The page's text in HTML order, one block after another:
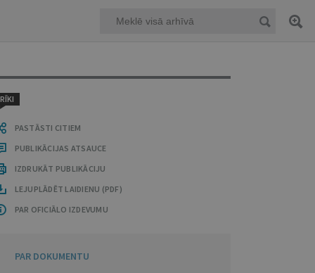
RĪKI
PASTĀSTI CITIEM
PUBLIKĀCIJAS ATSAUCE
IZDRUKĀT PUBLIKĀCIJU
LEJUPLĀDĒT LAIDIENU (PDF)
PAR OFICIĀLO IZDEVUMU
PAR DOKUMENTU